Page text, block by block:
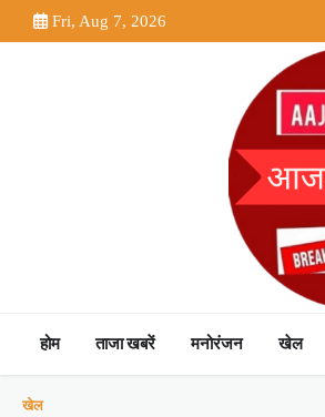
to
Fri, Aug 7, 2026
होम ताजा खबरें मनोरंजन खेल
खेल